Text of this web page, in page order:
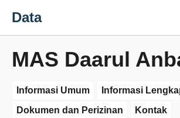
Data
MAS Daarul
Informasi Umum
Informasi
Dokumen dan Perizinan
Kontak